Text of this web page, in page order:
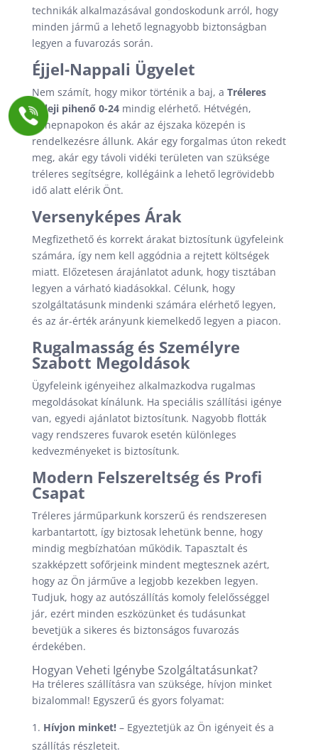
technikák alkalmazásával gondoskodunk arról, hogy
minden jármű a lehető legnagyobb biztonságban
legyen a fuvarozás során.
Éjjel-Nappali Ügyelet
Nem számít, hogy mikor történik a baj, a Tréleres
Geleji pihenő 0-24mindig elérhető. Hétvégén,
ünnepnapokon és akár az éjszaka közepén is
rendelkezésre állunk. Akár egy forgalmas úton rekedt
meg, akár egy távoli vidéki területen van szüksége
tréleres segítségre, kollégáink a lehető legrövidebb
idő alatt elérik Önt.
Versenyképes Árak
Megfizethető és korrekt árakat biztosítunk ügyfeleink
számára, így nem kell aggódnia a rejtett költségek
miatt. Előzetesen árajánlatot adunk, hogy tisztában
legyen a várható kiadásokkal. Célunk, hogy
szolgáltatásunk mindenki számára elérhető legyen,
és az ár-érték arányunk kiemelkedő legyen a piacon.
Rugalmasság és Személyre
Szabott Megoldások
Ügyfeleink igényeihez alkalmazkodva rugalmas
megoldásokat kínálunk. Ha speciális szállítási igénye
van, egyedi ajánlatot biztosítunk. Nagyobb flották
vagy rendszeres fuvarok esetén különleges
kedvezményeket is biztosítunk.
Modern Felszereltség és Profi
Csapat
Tréleres járműparkunk korszerű és rendszeresen
karbantartott, így biztosak lehetünk benne, hogy
mindig megbízhatóan működik. Tapasztalt és
szakképzett sofőrjeink mindent megtesznek azért,
hogy az Ön járműve a legjobb kezekben legyen.
Tudjuk, hogy az autószállítás komoly felelősséggel
jár, ezért minden eszközünket és tudásunkat
bevetjük a sikeres és biztonságos fuvarozás
érdekében.
Hogyan Veheti Igénybe Szolgáltatásunkat?
Ha tréleres szállításra van szüksége, hívjon minket
bizalommal! Egyszerű és gyors folyamat:
Hívjon minket!– Egyeztetjük az Ön igényeit és a
szállítás részleteit.